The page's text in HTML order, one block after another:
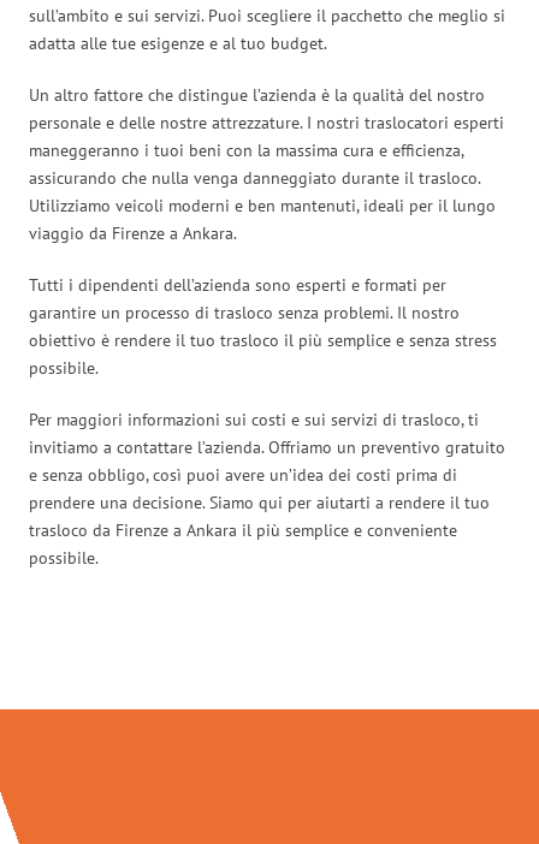
sull’ambito e sui servizi. Puoi scegliere il pacchetto che meglio si
adatta alle tue esigenze e al tuo budget.
Un altro fattore che distingue l’azienda è la qualità del nostro
personale e delle nostre attrezzature. I nostri traslocatori esperti
maneggeranno i tuoi beni con la massima cura e efficienza,
assicurando che nulla venga danneggiato durante il trasloco.
Utilizziamo veicoli moderni e ben mantenuti, ideali per il lungo
viaggio da Firenze a Ankara.
Tutti i dipendenti dell’azienda sono esperti e formati per
garantire un processo di trasloco senza problemi. Il nostro
obiettivo è rendere il tuo trasloco il più semplice e senza stress
possibile.
Per maggiori informazioni sui costi e sui servizi di trasloco, ti
invitiamo a contattare l’azienda. Offriamo un preventivo gratuito
e senza obbligo, così puoi avere un’idea dei costi prima di
prendere una decisione. Siamo qui per aiutarti a rendere il tuo
trasloco da Firenze a Ankara il più semplice e conveniente
possibile.